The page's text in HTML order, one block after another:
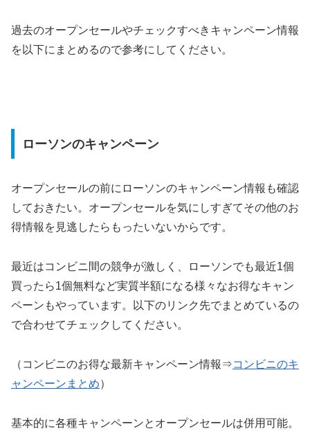
過去のオープンセールやチェックすべきキャンペーン情報
を以下にまとめるので参考にしてください。
ローソンのキャンペーン
オープンセールの前にローソンのキャンペーン情報も確認
しておきたい。オープンセールを気にしすぎてその他のお
得情報を見逃したらもったいないからです。
最近はコンビニ間の競争が激しく、ローソンでも最近1個
買ったら1個無料など実質半額になる様々なお得なキャン
ペーンもやっています。以下のリンク先でまとめているの
で合わせてチェックしてください。
（コンビニのお得な最新キャンペーン情報⇒コンビニのキ
ャンペーンまとめ）
基本的に各種キャンペーンとオープンセールは併用可能。